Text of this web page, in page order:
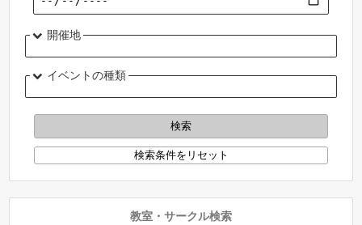
開催地
イベントの種類
教室・サークル検索